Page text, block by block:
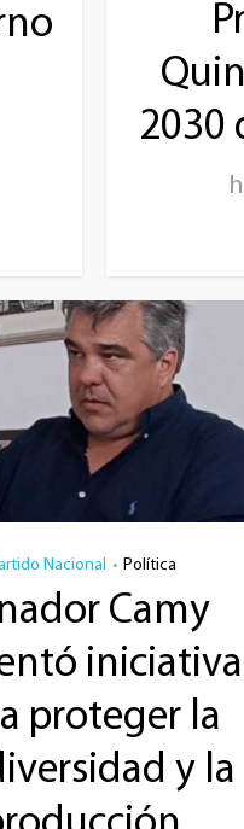
2030
Nacional • Política
Camy
iniciativa
proteger la
y la